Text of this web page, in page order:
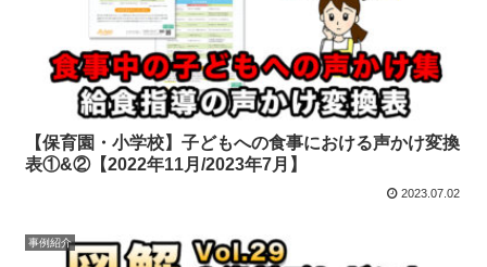
【保育園・小学校】子どもへの食事における声かけ変換
表①&②【2022年11月/2023年7月】
2023.07.02
事例紹介